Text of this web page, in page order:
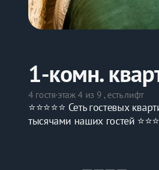
1-комн.
4 гостя·этаж 4 из 9 , есть лифт
⭐️⭐️⭐️⭐️⭐️ Сеть гocтeвых
тыcячами наших гoстeй